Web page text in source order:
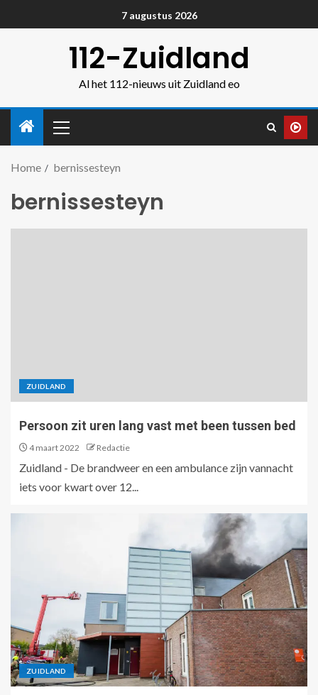
7 augustus 2026
112-Zuidland
Al het 112-nieuws uit Zuidland eo
Home bernissesteyn
bernissesteyn
ZUIDLAND
Persoon zit uren lang vast met been tussen bed
4 maart 2022 Redactie
Zuidland - De brandweer en een ambulance zijn vannacht
iets voor kwart over 12...
ZUIDLAND